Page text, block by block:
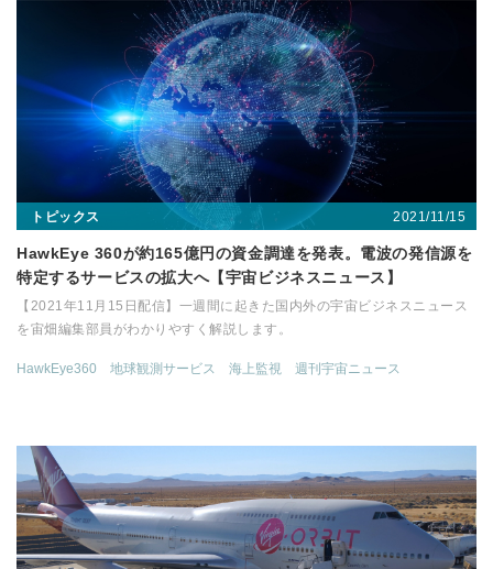
トピックス 2021/11/15
HawkEye 360が約165億円の資金調達を発表。電波の発信源を
特定するサービスの拡大へ【宇宙ビジネスニュース】
【2021年11月15日配信】一週間に起きた国内外の宇宙ビジネスニュース
を宙畑編集部員がわかりやすく解説します。
HawkEye360 地球観測サービス 海上監視 週刊宇宙ニュース